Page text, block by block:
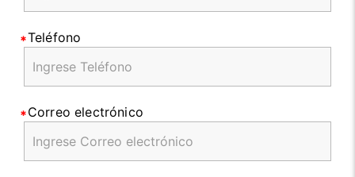
Teléfono
Correo electrónico